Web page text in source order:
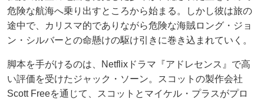
危険な航海へ乗り出すところから始まる。しかし彼は旅の
途中で、カリスマ的でありながら危険な海賊ロング・ジョ
ン・シルバーとの命懸けの駆け引きに巻き込まれていく。
脚本を手がけるのは、Netflixドラマ『アドレセンス』で高
い評価を受けたジャック・ソーン。スコットの製作会社
Scott Freeを通じて、スコットとマイケル・プラスがプロ